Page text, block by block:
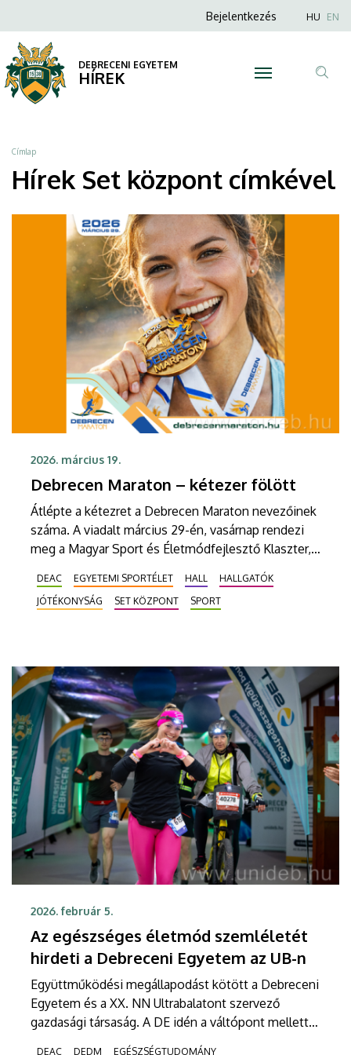
központ
|
DEBRECENI
EGYETEM
a
tartalomra
Anonim
menüje
Bejelentkezés HU EN
DEBRECENI EGYETEM
HÍREK
Morzsa
Címlap
Hírek Set központ címkével
2026. március 19.
Debrecen Maraton – kétezer fölött
Átlépte a kétezret a Debrecen Maraton nevezőinek
száma. A viadalt március 29-én, vasárnap rendezi
meg a Magyar Sport és Életmódfejlesztő Klaszter, a
versenyhez kapcsolódóan sport és
fenntarthatósági expót is rendeznek.
DEAC EGYETEMI SPORTÉLET HALL
HALLGATÓK
JÓTÉKONYSÁG
SET KÖZPONT SPORT
2026. február 5.
Az egészséges életmód szemléletét
hirdeti a Debreceni Egyetem az UB-n
Együttműködési megállapodást kötött a Debreceni
Egyetem és a XX. NN Ultrabalatont szervező
gazdasági társaság. A DE idén a váltópont mellett
szakmai támogatást is nyújt a Projekt 418
DEAC DEDM
EGÉSZSÉGTUDOMÁNY